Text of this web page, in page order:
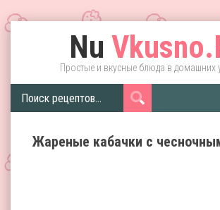
Nu
Простые и вкусные блюда в домашних
Жареные кабачки с